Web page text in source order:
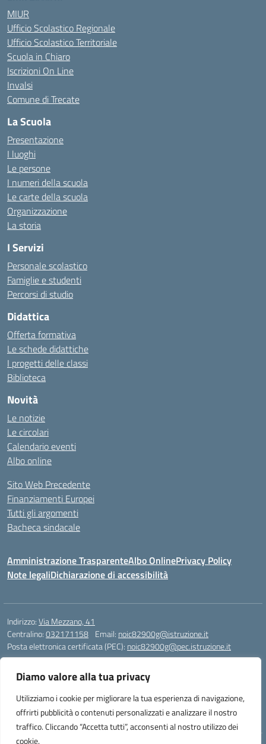
Diamo valore alla tua privacy
Utilizziamo i cookie per migliorare la tua esperienza di navigazione,
offrirti pubblicità o contenuti personalizzati e analizzare il nostro
traffico. Cliccando “Accetta tutti”, acconsenti al nostro utilizzo dei
cookie.
MIUR
Ufficio Scolastico Regionale
Ufficio Scolastico Territoriale
Scuola in Chiaro
Iscrizioni On Line
Invalsi
Comune di Trecate
La Scuola
Presentazione
I luoghi
Le persone
I numeri della scuola
Le carte della scuola
Organizzazione
La storia
I Servizi
Personale scolastico
Famiglie e studenti
Percorsi di studio
Didattica
Offerta formativa
Le schede didattiche
I progetti delle classi
Biblioteca
Novità
Le notizie
Le circolari
Calendario eventi
Albo online
Sito Web Precedente
Finanziamenti Europei
Tutti gli argomenti
Bacheca sindacale
Amministrazione TrasparenteAlbo OnlinePrivacy Policy
Note legaliDichiarazione di accessibilità
Indirizzo:Via Mezzano, 41
Centralino:032171158 Email: noic82900g@istruzione.it
Posta elettronica certificata (PEC): noic82900g@pec.istruzione.it
Codice meccanografico:NOIC82900G
Codice Indice delle Pubbliche Amministrazioni (IPA): istsc_noic82900g
Codice unico di fatturazione (CUF): UFJ1I0